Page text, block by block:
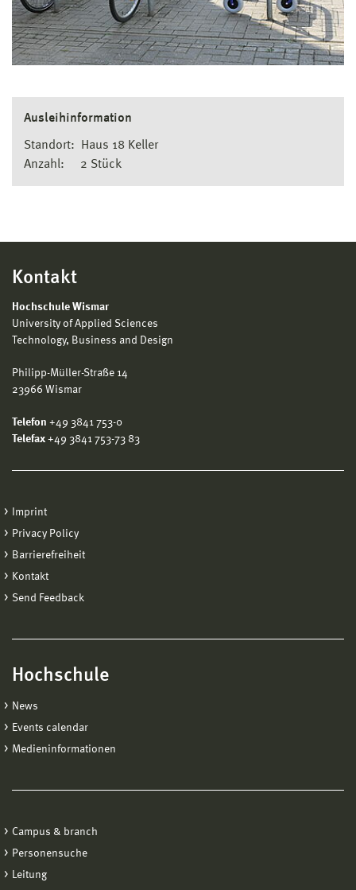
Ausleihinformation
Standort: Haus 18 Keller
Anzahl: 2 Stück
Kontakt
Hochschule Wismar
University of Applied Sciences
Technology, Business and Design
Philipp-Müller-Straße 14
23966 Wismar
Telefon +49 3841 753-0
Telefax +49 3841 753-73 83
Imprint
Privacy Policy
Barrierefreiheit
Kontakt
Send Feedback
Hochschule
News
Events calendar
Medieninformationen
Campus & branch
Personensuche
Leitung